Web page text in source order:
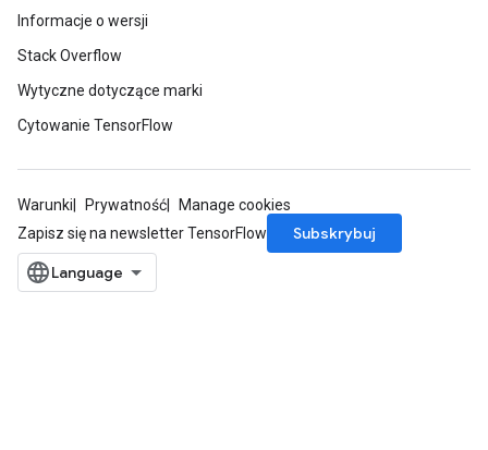
Informacje o wersji
Stack Overflow
Wytyczne dotyczące marki
Cytowanie TensorFlow
Warunki Prywatność
Manage cookies
Zapisz się na newsletter TensorFlow
Subskrybuj